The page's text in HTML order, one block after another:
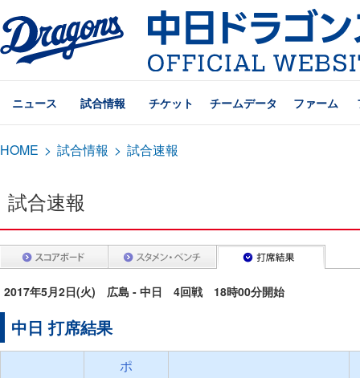
ニュース 試合情報 チケット チームデータ ファーム
HOME > 試合情報 > 試合速報
試合速報
2017年5月2日(火) 広島 - 中日 4回戦 18時00分開始
中日 打席結果
ポ